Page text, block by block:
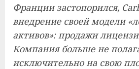
Франции застопорился,
внедрение своей модели
активов»: продажи
Компания больше не
исключительно на свою